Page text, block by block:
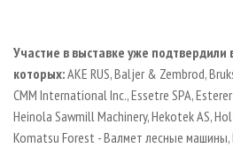
Участие в выставке уже
которых:AKE RUS, Baljer & Zembrod,
CMM International Inc., Essetre SPA,
Heinola Sawmill Machinery, Hekotek AS,
Komatsu Forest - Валмет лесные машины,